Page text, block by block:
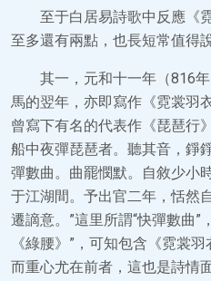
至于白居易詩歌中反應《
至多還有兩點，也長短常值得
其一，元和十一年（816
馬的翌年，亦即寫作《霓裳羽
曾寫下有名的代表作《琵琶行
船中夜彈琵琶者。聽其音，錚
彈數曲。曲罷憫默。自敘少小
于江湖間。予出官二年，恬然
遷謫意。”這里所謂“快彈數曲”
《綠腰》”，可知包含《霓裳
而重心尤在前者，這也是詩情